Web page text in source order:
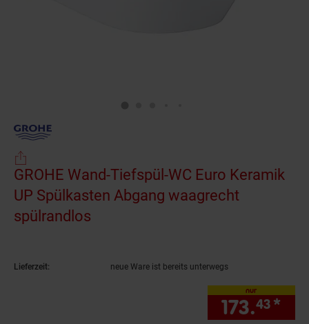
GROHE Wand-Tiefspül-WC Euro Keramik
UP Spülkasten Abgang waagrecht
spülrandlos
Lieferzeit: neue Ware ist bereits unterwegs
nur
173.43 *